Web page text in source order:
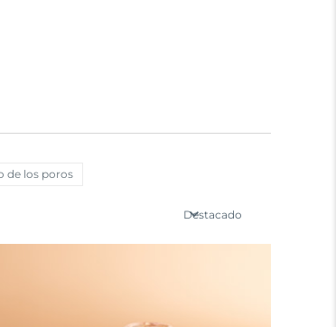
de los poros
Destacado